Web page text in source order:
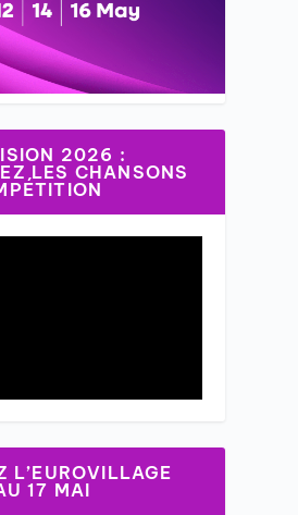
2026 :
LES CHANSONS
L’EUROVILLAGE
17 MAI